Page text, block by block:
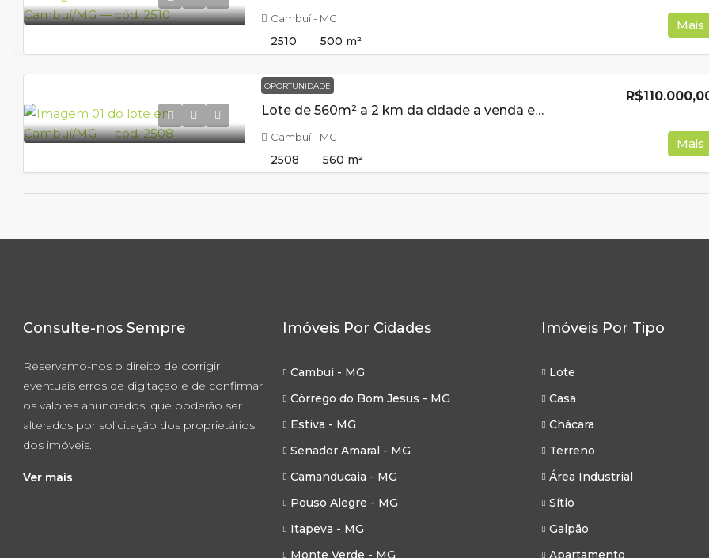
Cambuí - MG
2510 500 m²
Mais
OPORTUNIDADE
Lote de 560m² a 2 km da cidade a venda em Cambui MG
Cambuí - MG
2508 560 m²
Mais
Consulte-nos Sempre
Reservamo-nos o direito de corrigir
eventuais erros de digitação e de confirmar
os valores anunciados, que poderão ser
alterados por solicitação dos proprietários
dos imóveis.
Ver mais
Imóveis Por Cidades
Cambuí - MG
Córrego do Bom Jesus - MG
Estiva - MG
Senador Amaral - MG
Camanducaia - MG
Pouso Alegre - MG
Itapeva - MG
Monte Verde - MG
Imóveis Por Tipo
Lote
Casa
Chácara
Terreno
Área Industrial
Sítio
Galpão
Apartamento